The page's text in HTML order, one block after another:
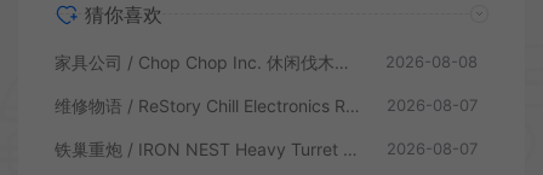
猜你喜欢
家具公司 / Chop Chop Inc. 休闲伐木建造模拟游戏 2026-08-08
维修物语 / ReStory Chill Electronics Repairs 拆解修理模拟游戏 2026-08-07
铁巢重炮 / IRON NEST Heavy Turret 柴油朋克重型火炮游戏 2026-08-07